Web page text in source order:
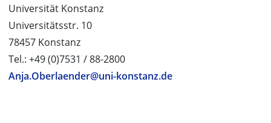
Universität Konstanz
Universitätsstr. 10
78457 Konstanz
Tel.: +49 (0)7531 / 88-2800
Anja.Oberlaender@uni-konstanz.de